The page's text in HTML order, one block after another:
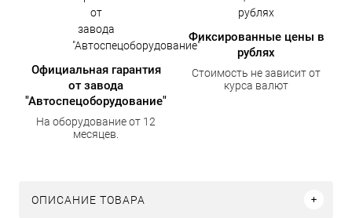
Официальная гарантия
от завода
"Автоспецоборудование"
На оборудование от 12
месяцев.
Фиксированные цены в
рублях
Стоимость не зависит от
курса валют
ОПИСАНИЕ ТОВАРА